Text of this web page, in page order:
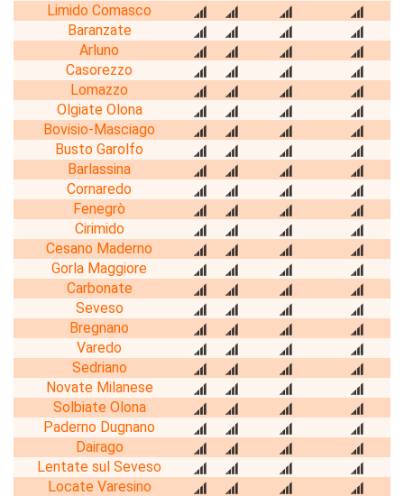
Limido Comasco
Baranzate
Arluno
Casorezzo
Lomazzo
Olgiate Olona
Bovisio-Masciago
Busto Garolfo
Barlassina
Cornaredo
Fenegrò
Cirimido
Cesano Maderno
Gorla Maggiore
Carbonate
Seveso
Bregnano
Varedo
Sedriano
Novate Milanese
Solbiate Olona
Paderno Dugnano
Dairago
Lentate sul Seveso
Locate Varesino